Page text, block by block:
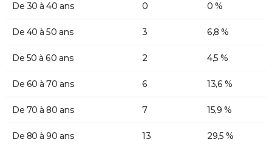
De 30 à 40 ans 0 0 %
De 40 à 50 ans 3 6,8 %
De 50 à 60 ans 2 4,5 %
De 60 à 70 ans 6 13,6 %
De 70 à 80 ans 7 15,9 %
De 80 à 90 ans 13 29,5 %